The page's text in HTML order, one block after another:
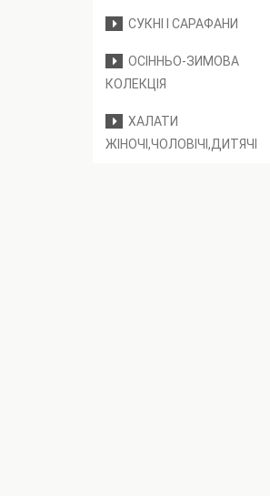
СУКНІ І САРАФАНИ
ОСІННЬО-ЗИМОВА
КОЛЕКЦІЯ
ХАЛАТИ
ЖІНОЧІ,ЧОЛОВІЧІ,ДИТЯЧІ